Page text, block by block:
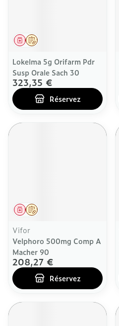
Sur prescription
Médicament
Lokelma 5g Orifarm Pdr
Susp Orale Sach 30
323,35 €
Réservez
Sur prescription
Médicament
Vifor
Velphoro 500mg Comp A
Macher 90
208,27 €
Réservez